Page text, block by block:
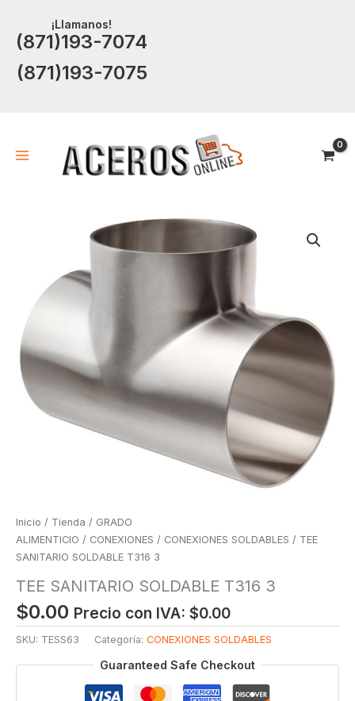
contenido
¡Llamanos!
(871)193-7074
(871)193-7075
Inicio / Tienda / GRADO
ALIMENTICIO / CONEXIONES / CONEXIONES SOLDABLES / TEE
SANITARIO SOLDABLE T316 3
TEE SANITARIO SOLDABLE T316 3
$0.00 Precio con IVA: $0.00
SKU: TESS63 Categoría: CONEXIONES SOLDABLES
Guaranteed Safe Checkout